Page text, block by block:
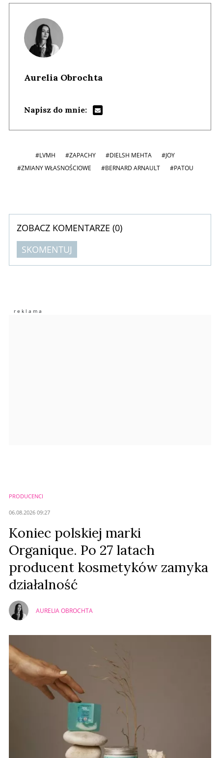
Aurelia Obrochta
Napisz do mnie:
#LVMH #ZAPACHY #DIELSH MEHTA
#JOY
#ZMIANY WŁASNOŚCIOWE
#BERNARD ARNAULT #PATOU
ZOBACZ KOMENTARZE (0)
SKOMENTUJ
Imię (Wymagane)
PRODUCENCI
06.08.2026 09:27
Koniec polskiej marki
Organique. Po 27 latach
producent kosmetyków zamyka
działalność
AURELIA OBROCHTA